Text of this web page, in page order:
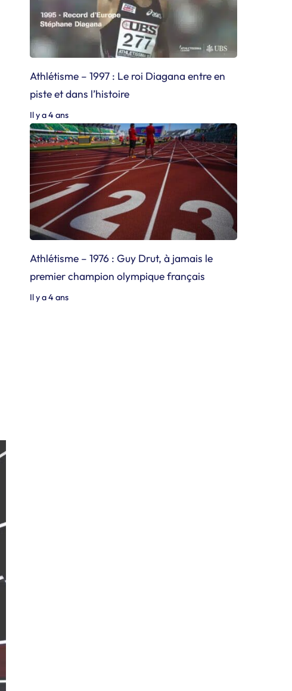
Athlétisme – 1997 : Le roi Diagana entre en
piste et dans l’histoire
Il y a 4 ans
Athlétisme – 1976 : Guy Drut, à jamais le
premier champion olympique français
Il y a 4 ans